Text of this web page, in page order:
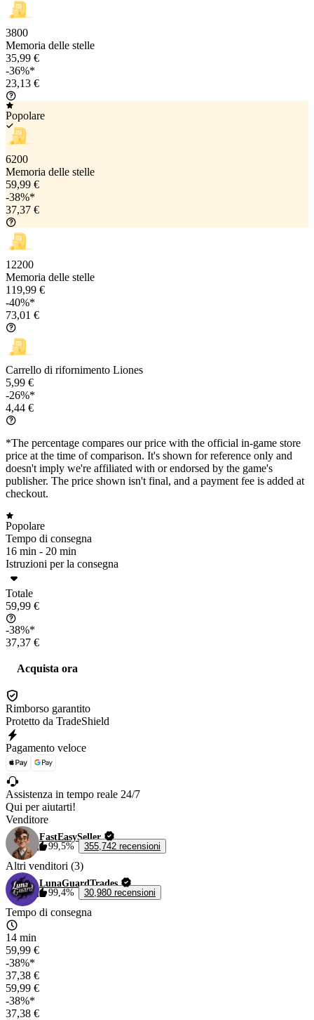
3800
Memoria delle stelle
35,99 €
-36%*
23,13 €
Popolare
6200
Memoria delle stelle
59,99 €
-38%*
37,37 €
12200
Memoria delle stelle
119,99 €
-40%*
73,01 €
Carrello di rifornimento Liones
5,99 €
-26%*
4,44 €
*The percentage compares our price with the official in-game store
price at the time of comparison. It's shown for reference only and
doesn't imply we're affiliated with or endorsed by the game's
publisher. The price shown isn't final, and a payment fee is added at
checkout.
Popolare
Tempo di consegna
16 min - 20 min
Istruzioni per la consegna
Totale
59,99 €
-38%*
37,37 €
Acquista ora
Rimborso garantito
Protetto da TradeShield
Pagamento veloce
Assistenza in tempo reale 24/7
Qui per aiutarti!
Venditore
FastEasySeller
99,5%
355,742 recensioni
Altri venditori (3)
LunaGuardTrades
99,4%
30,980 recensioni
Tempo di consegna
14 min
59,99 €
-38%*
37,38 €
59,99 €
-38%*
37,38 €